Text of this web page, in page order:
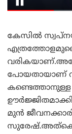
കേസിൽ
പോയതായാണ്
കണ്ടെത്താനുള്ള
മുൻ